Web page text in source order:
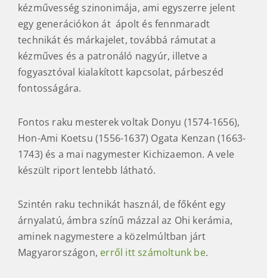
kézművesség szinonimája, ami egyszerre jelent
egy generációkon át ápolt és fennmaradt
technikát és márkajelet, továbbá rámutat a
kézműves és a patronáló nagyúr, illetve a
fogyasztóval kialakított kapcsolat, párbeszéd
fontosságára.
Fontos raku mesterek voltak Donyu (1574-1656),
Hon-Ami Koetsu (1556-1637) Ogata Kenzan (1663-
1743) és a mai nagymester Kichizaemon. A vele
készült riport lentebb látható.
Szintén raku technikát használ, de főként egy
árnyalatú, ámbra színű mázzal az Ohi kerámia,
aminek nagymestere a közelmúltban járt
Magyarországon, erről itt számoltunk be.